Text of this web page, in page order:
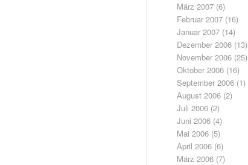
März 2007 (6)
Februar 2007 (16)
Januar 2007 (14)
Dezember 2006 (13)
November 2006 (25)
Oktober 2006 (16)
September 2006 (1)
August 2006 (2)
Juli 2006 (2)
Juni 2006 (4)
Mai 2006 (5)
April 2006 (6)
März 2006 (7)